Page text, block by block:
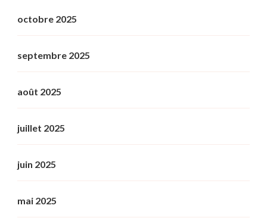
octobre 2025
septembre 2025
août 2025
juillet 2025
juin 2025
mai 2025